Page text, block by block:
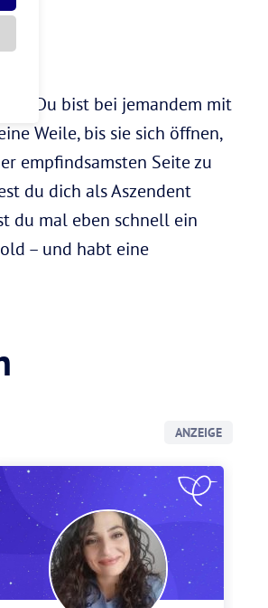
– Du bist bei jemandem mit
Weile, bis sie sich öffnen,
empfindsamsten Seite zu
du dich als Aszendent
du mal eben schnell ein
– und habt eine
ANZEIGE